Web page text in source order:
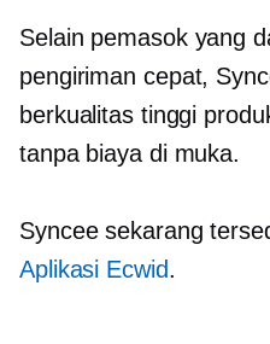
Selain pemasok yang
pengiriman cepat,
berkualitas tinggi
tanpa biaya di muka.
Syncee sekarang
Aplikasi Ecwid.